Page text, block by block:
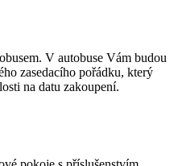
V autobuse Vám budou
zasedacího pořádku, který
na datu zakoupení.